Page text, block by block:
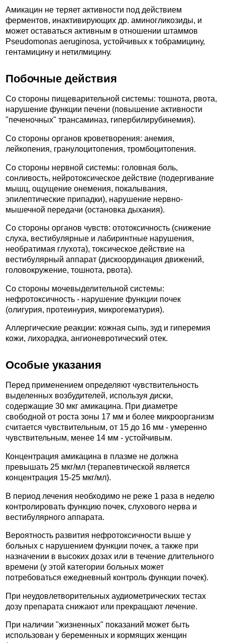
Амикацин не теряет активности под действием
ферментов, инактивирующих др. аминогликозиды, и
может оставаться активным в отношении штаммов
Pseudomonas aeruginosa, устойчивых к тобрамицину,
гентамицину и нетилмицину.
Побочные действия
Со стороны пищеварительной системы: тошнота, рвота,
нарушение функции печени (повышение активности
"печеночных" трансаминаз, гипербилирубинемия).
Со стороны органов кроветворения: анемия,
лейкопения, гранулоцитопения, тромбоцитопения.
Со стороны нервной системы: головная боль,
сонливость, нейротоксическое действие (подергивание
мышц, ощущение онемения, покалывания,
эпилептические припадки), нарушение нервно-
мышечной передачи (остановка дыхания).
Со стороны органов чувств: ототоксичность (снижение
слуха, вестибулярные и лабиринтные нарушения,
необратимая глухота), токсическое действие на
вестибулярный аппарат (дискоординация движений,
головокружение, тошнота, рвота).
Со стороны мочевыделительной системы:
нефротоксичность - нарушение функции почек
(олигурия, протеинурия, микрогематурия).
Аллергические реакции: кожная сыпь, зуд и гиперемия
кожи, лихорадка, ангионевротический отек.
Особые указания
Перед применением определяют чувствительность
выделенных возбудителей, используя диски,
содержащие 30 мкг амикацина. При диаметре
свободной от роста зоны 17 мм и более микроорганизм
считается чувствительным, от 15 до 16 мм - умеренно
чувствительным, менее 14 мм - устойчивым.
Концентрация амикацина в плазме не должна
превышать 25 мкг/мл (терапевтической является
концентрация 15-25 мкг/мл).
В период лечения необходимо не реже 1 раза в неделю
контролировать функцию почек, слухового нерва и
вестибулярного аппарата.
Вероятность развития нефротоксичности выше у
больных с нарушением функции почек, а также при
назначении в высоких дозах или в течение длительного
времени (у этой категории больных может
потребоваться ежедневный контроль функции почек).
При неудовлетворительных аудиометрических тестах
дозу препарата снижают или прекращают лечение.
При наличии "жизненных" показаний может быть
использован у беременных и кормящих женщин